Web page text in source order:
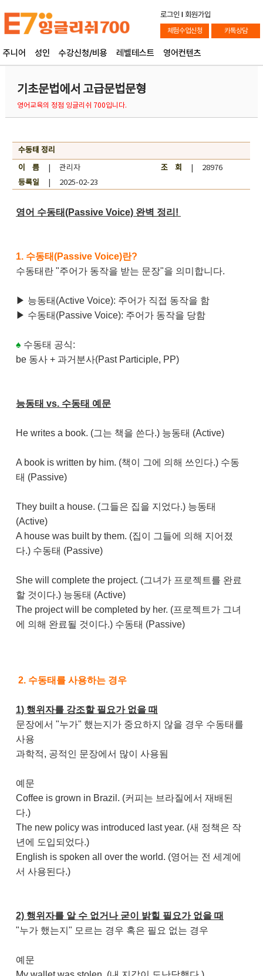
로그인 l 회원가입
체험수업신청 카톡상담
주니어 성인 수강신청/비용 레벨테스트 영어컨텐츠
기초문법에서 고급문법문형
영어교육의 정점 잉글리쉬 700입니다.
수동태 정리
이 름| 관리자 조 회
| 28976
등록일| 2025-02-23
영어 수동태(Passive Voice) 완벽 정리!
1. 수동태(Passive Voice)란?
수동태란 "주어가 동작을 받는 문장"을 의미합니다.
▶ 능동태(Active Voice): 주어가 직접 동작을 함
▶ 수동태(Passive Voice): 주어가 동작을 당함
♠ 수동태 공식:
be 동사 + 과거분사(Past Participle, PP)
능동태 vs. 수동태 예문
He writes a book. (그는 책을 쓴다.) 능동태 (Active)
A book is written by him. (책이 그에 의해 쓰인다.) 수동
태 (Passive)
They built a house. (그들은 집을 지었다.) 능동태
(Active)
A house was built by them. (집이 그들에 의해 지어졌
다.) 수동태 (Passive)
She will complete the project. (그녀가 프로젝트를 완료
할 것이다.) 능동태 (Active)
The project will be completed by her. (프로젝트가 그녀
에 의해 완료될 것이다.) 수동태 (Passive)
2. 수동태를 사용하는 경우
1) 행위자를 강조할 필요가 없을 때
문장에서 "누가" 했는지가 중요하지 않을 경우 수동태를
사용
과학적, 공적인 문장에서 많이 사용됨
예문
Coffee is grown in Brazil. (커피는 브라질에서 재배된
다.)
The new policy was introduced last year. (새 정책은 작
년에 도입되었다.)
English is spoken all over the world. (영어는 전 세계에
서 사용된다.)
2) 행위자를 알 수 없거나 굳이 밝힐 필요가 없을 때
"누가 했는지" 모르는 경우 혹은 필요 없는 경우
예문